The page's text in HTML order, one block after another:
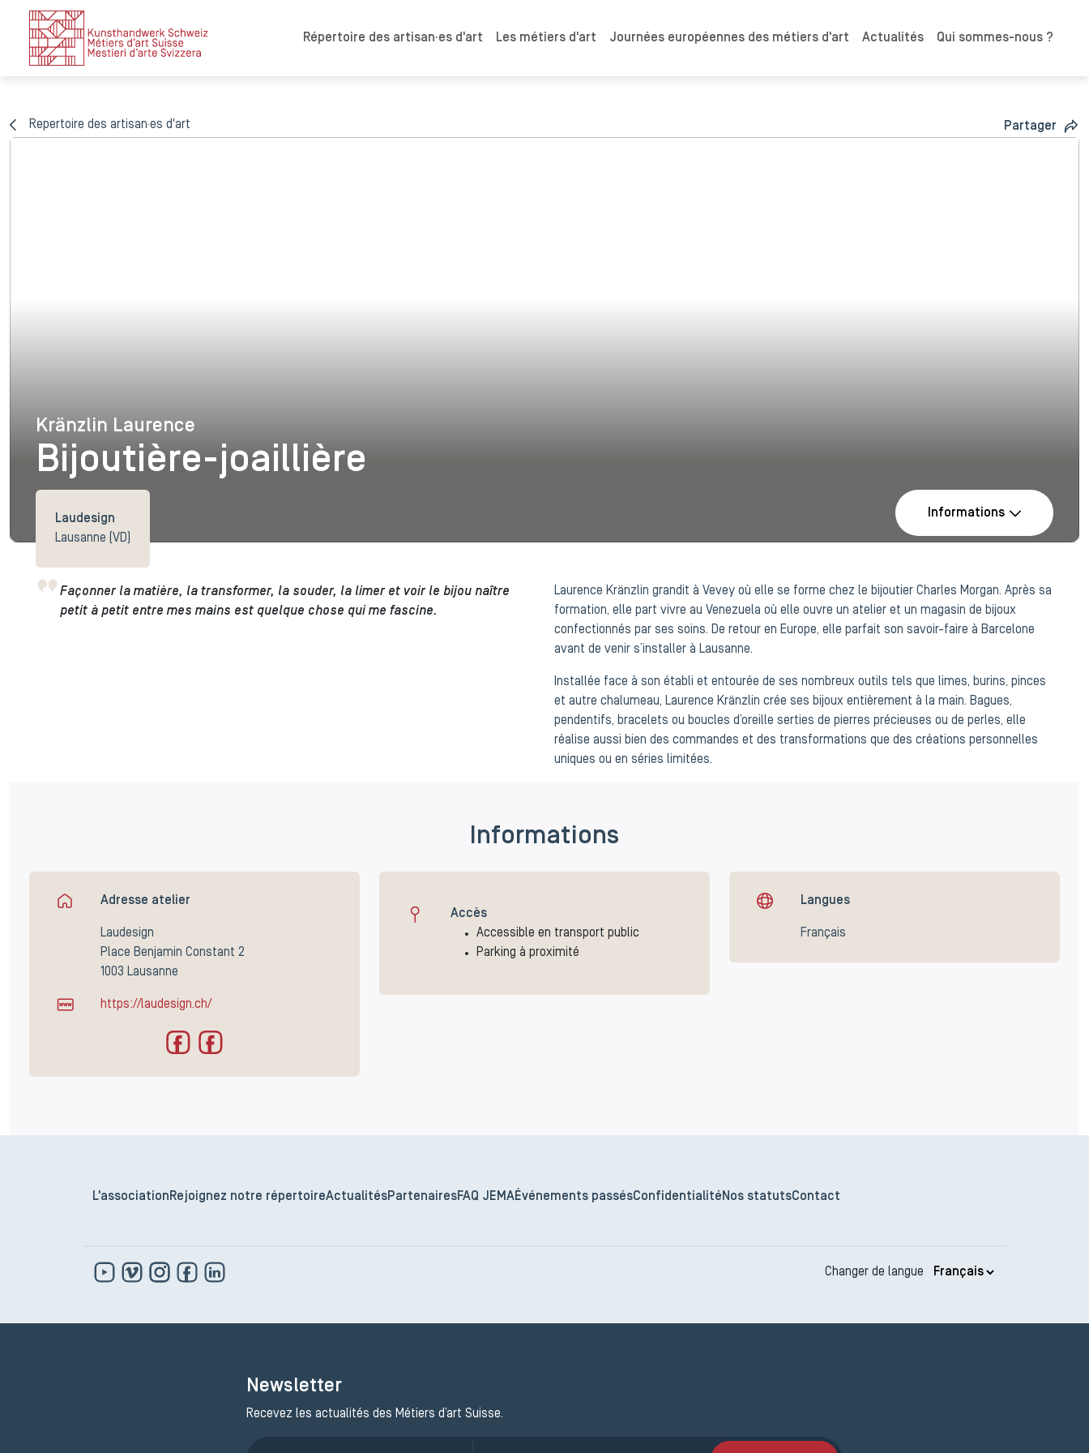
Répertoire des artisan·es d'art Les métiers d'art Journées européennes des métiers d'art Actualités Qui sommes-nous ?
Repertoire des artisan·es d'art Partager
Kränzlin Laurence
Kränzlin Laurence
Bijoutière-joaillière
Laudesign
Lausanne (VD)
Informations
Façonner la matière, la transformer, la souder, la limer et voir le bijou naître
petit à petit entre mes mains est quelque chose qui me fascine.
Laurence Kränzlin grandit à Vevey où elle se forme chez le bijoutier Charles Morgan. Après sa
formation, elle part vivre au Venezuela où elle ouvre un atelier et un magasin de bijoux
confectionnés par ses soins. De retour en Europe, elle parfait son savoir-faire à Barcelone
avant de venir s’installer à Lausanne.
Installée face à son établi et entourée de ses nombreux outils tels que limes, burins, pinces
et autre chalumeau, Laurence Kränzlin crée ses bijoux entièrement à la main. Bagues,
pendentifs, bracelets ou boucles d’oreille serties de pierres précieuses ou de perles, elle
réalise aussi bien des commandes et des transformations que des créations personnelles
uniques ou en séries limitées.
Informations
Adresse atelier
Laudesign
Place Benjamin Constant 2
1003 Lausanne
https://laudesign.ch/
Accès
Accessible en transport public
Parking à proximité
Langues
Français
L'association Rejoignez notre répertoireActualitésPartenairesFAQ JEMAÉvénements passésConfidentialité Nos statutsContact
Changer de langue
Newsletter
Recevez les actualités des Métiers d’art Suisse.